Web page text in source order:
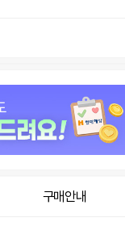
190,000원
190,000원
구매안내